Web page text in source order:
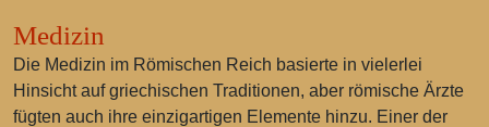
Medizin
Die Medizin im Römischen Reich basierte in vielerlei
Hinsicht auf griechischen Traditionen, aber römische Ärzte
fügten auch ihre einzigartigen Elemente hinzu. Einer der